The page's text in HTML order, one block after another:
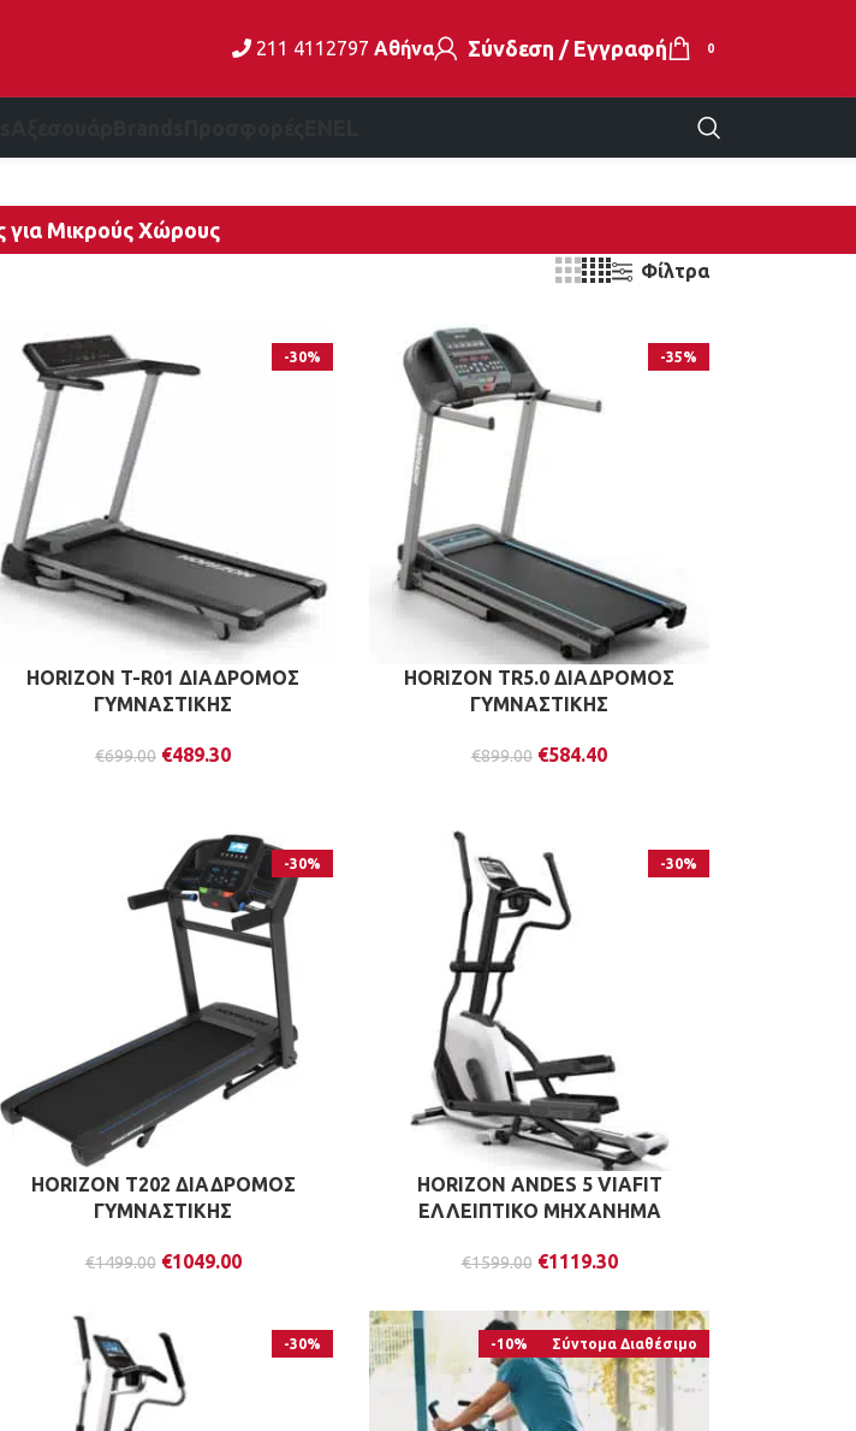
211 4112797 Αθήνα Σύνδεση / Εγγραφή 0
για Μικρούς Χώρους
Φίλτρα
-30%
HORIZON T-R01 ΔΙΑΔΡΟΜΟΣ
ΓΥΜΝΑΣΤΙΚΗΣ
€699.00 €489.30
-35%
HORIZON TR5.0 ΔΙΑΔΡΟΜΟΣ
ΓΥΜΝΑΣΤΙΚΗΣ
€899.00 €584.40
-30%
HORIZON T202 ΔΙΑΔΡΟΜΟΣ
ΓΥΜΝΑΣΤΙΚΗΣ
€1499.00 €1049.00
-30%
HORIZON ANDES 5 VIAFIT
ΕΛΛΕΙΠΤΙΚΟ ΜΗΧΑΝΗΜΑ
€1599.00 €1119.30
-30% -10% Σύντομα Διαθέσιμο